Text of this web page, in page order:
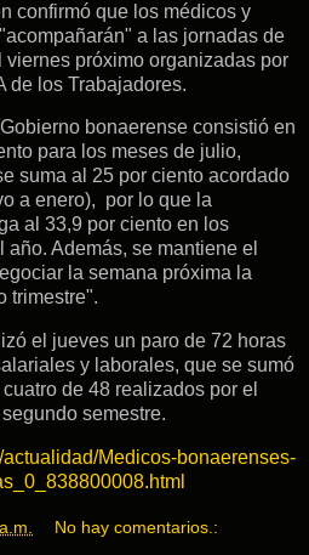
confirmó que los médicos y
a las jornadas de
viernes próximo organizadas por
de los Trabajadores.
bonaerense consistió en
para los meses de julio,
suma al 25 por ciento acordado
a enero), por lo que la
al 33,9 por ciento en los
Además, se mantiene el
la semana próxima la
trimestre".
el jueves un paro de 72 horas
y laborales, que se sumó
de 48 realizados por el
semestre.
Medicos-bonaerenses-
No hay comentarios.: